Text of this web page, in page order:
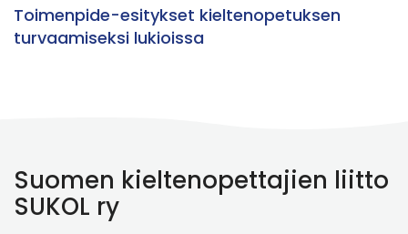
Toimenpide-esitykset kieltenopetuksen
turvaamiseksi lukioissa
Suomen kieltenopettajien liitto
SUKOL ry